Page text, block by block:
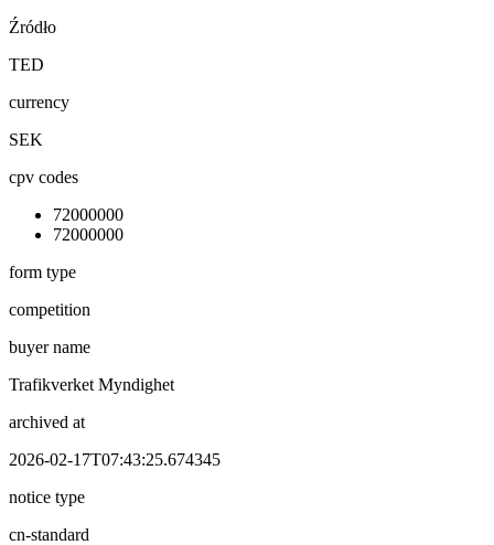
Źródło
TED
currency
SEK
cpv codes
72000000
72000000
form type
competition
buyer name
Trafikverket Myndighet
archived at
2026-02-17T07:43:25.674345
notice type
cn-standard